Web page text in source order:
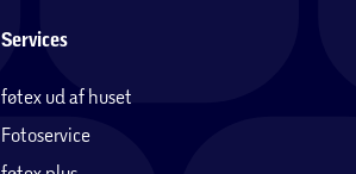
Services
føtex ud af huset
Fotoservice